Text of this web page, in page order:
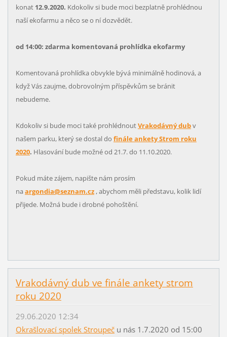
konat 12.9.2020. Kdokoliv si bude moci bezplatně prohlédnou
naší ekofarmu a něco se o ní dozvědět.
od 14:00: zdarma komentovaná prohlídka ekofarmy
Komentovaná prohlídka obvykle bývá minimálně hodinová, a
když Vás zaujme, dobrovolným příspěvkům se bránit
nebudeme.
Kdokoliv si bude moci také prohlédnoutVrakodávný dubv
našem parku, který se dostal do finále ankety Strom roku
2020. Hlasování bude možné od 21.7. do 11.10.2020.
Pokud máte zájem, napište nám prosím
na argondia@seznam.cz, abychom měli představu, kolik lidí
přijede. Možná bude i drobné pohoštění.
Vrakodávný dub ve finále ankety strom
roku 2020
29.06.2020 12:34
Okrašlovací spolek Stroupeču nás 1.7.2020 od 15:00